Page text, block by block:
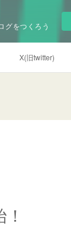
グをつくろう
X(旧twitter)